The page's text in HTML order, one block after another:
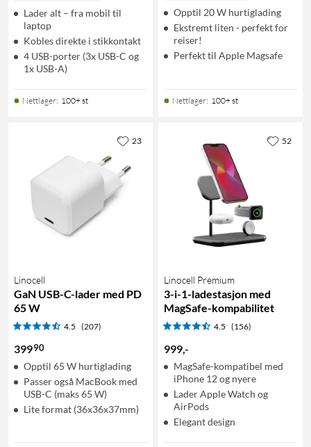
Lader alt – fra mobil til
laptop
Kobles direkte i stikkontakt
4 USB-porter (3x USB-C og
1x USB-A)
Nettlager: 100+ st
Opptil 20 W hurtiglading
Ekstremt liten - perfekt for
reiser!
Perfekt til Apple Magsafe
Nettlager: 100+ st
Linocell
GaN USB-C-lader med PD
65 W
4.5 (207)
39990
Opptil 65 W hurtiglading
Passer også MacBook med
USB-C (maks 65 W)
Lite format (36x36x37mm)
23
Linocell Premium
3-i-1-ladestasjon med
MagSafe-kompabilitet
4.5 (156)
999,-
MagSafe-kompatibel med
iPhone 12 og nyere
Lader Apple Watch og
AirPods
Elegant design
52